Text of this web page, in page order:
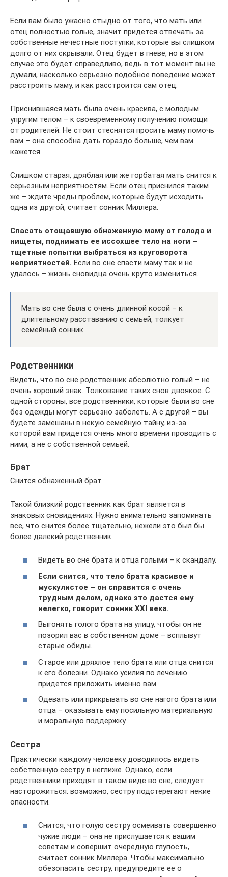
Если вам было ужасно стыдно от того, что мать или
отец полностью голые, значит придется отвечать за
собственные нечестные поступки, которые вы слишком
долго от них скрывали. Отец будет в гневе, но в этом
случае это будет справедливо, ведь в тот момент вы не
думали, насколько серьезно подобное поведение может
расстроить маму, и как расстроится сам отец.
Приснившаяся мать была очень красива, с молодым
упругим телом – к своевременному получению помощи
от родителей. Не стоит стеснятся просить маму помочь
вам – она способна дать гораздо больше, чем вам
кажется.
Слишком старая, дряблая или же горбатая мать снится к
серьезным неприятностям. Если отец приснился таким
же – ждите чреды проблем, которые будут исходить
одна из другой, считает сонник Миллера.
Спасать отощавшую обнаженную маму от голода и
нищеты, поднимать ее иссохшее тело на ноги –
тщетные попытки выбраться из круговорота
неприятностей. Если во сне спасти маму так и не
удалось – жизнь сновидца очень круто измениться.
Мать во сне была с очень длинной косой – к
длительному расставанию с семьей, толкует
семейный сонник.
Родственники
Видеть, что во сне родственник абсолютно голый – не
очень хороший знак. Толкование таких снов двоякое. С
одной стороны, все родственники, которые были во сне
без одежды могут серьезно заболеть. А с другой – вы
будете замешаны в некую семейную тайну, из-за
которой вам придется очень много времени проводить с
ними, а не с собственной семьей.
Брат
Снится обнаженный брат
Такой близкий родственник как брат является в
знаковых сновидениях. Нужно внимательно запоминать
все, что снится более тщательно, нежели это был бы
более далекий родственник.
Видеть во сне брата и отца голыми – к скандалу.
Если снится, что тело брата красивое и
мускулистое – он справится с очень
трудным делом, однако это дастся ему
нелегко, говорит сонник ХХІ века.
Выгонять голого брата на улицу, чтобы он не
позорил вас в собственном доме – всплывут
старые обиды.
Старое или дряхлое тело брата или отца снится
к его болезни. Однако усилия по лечению
придется приложить именно вам.
Одевать или прикрывать во сне нагого брата или
отца – оказывать ему посильную материальную
и моральную поддержку.
Сестра
Практически каждому человеку доводилось видеть
собственную сестру в неглиже. Однако, если
родственники приходят в таком виде во сне, следует
насторожиться: возможно, сестру подстерегают некие
опасности.
Снится, что голую сестру осмеивать совершенно
чужие люди – она не прислушается к вашим
советам и совершит очередную глупость,
считает сонник Миллера. Чтобы максимально
обезопасить сестру, предупредите ее о